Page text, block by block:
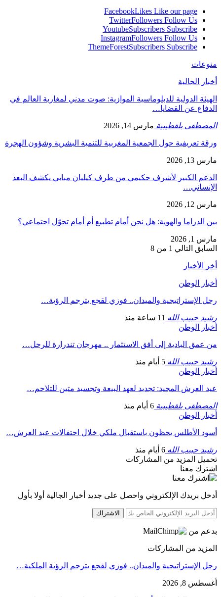
FacebookLikes Like our page
TwitterFollowers Follow Us
YoutubeSubscribers Subscribe
InstagramFollowers Follow Us
ThemeForestSubscribers Subscribe
منوعات
أخبار الجالية
الهيئة الدولية للدبلوماسية الموازية: صوت مدني لمغاربة العالم في
الدفاع عن القضايا…
المصطفى بلقطيبية مارس 14, 2026
ورقة تعريفية حول الجمعية المغربية للتنمية البشرية وشؤون الهجرة
مارس 13, 2026
الدعم الكبير لأشرف حكيمي من طرف كيليان مبابي يكشف البعد
الإنساني…
مارس 12, 2026
بين الدراما والهوية: هل نحن أمام تطبيع أم أمام تحوّل اجتماعي؟
مارس 1, 2026
السابق التالي 1 من 8
أخر الأخبار
أخبار الوطن
رجل الإستراتيجية والميدان.. فوزي لقجع يترجم الرؤية…
رشيد حبيب الله 11 ساعة منذ
أخبار الوطن
من عمق البادية إلى أفق الاستثمار .. مهرجان تندرارة للرحل…
رشيد حبيب الله 5 أيام منذ
أخبار الوطن
عيد العرش المجيد: تجديد لعهد البيعة وتجسيد متين للتلاحم…
المصطفى بلقطيبية 6 أيام منذ
أخبار الوطن
أسود الأطلس يحظون باستقبال ملكي خلال احتفالات عيد العرش…
رشيد حبيب الله 6 أيام منذ
تحميل المزيد من المشاركات
اشترك معنا
أدخل بريدك الإلكتروني واحصل على جديد أخبار الجالية أولا بأول
الاشتراك
بدعم من
المزيد من المشاركات
رجل الإستراتيجية والميدان.. فوزي لقجع يترجم الرؤية الملكية…
أغسطس 8, 2026